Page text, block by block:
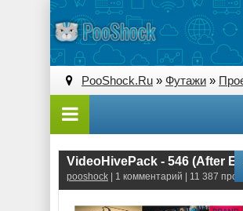
PooShock.Ru » Футажи » Проекты
pooshock | 1 комментарий | 11 387